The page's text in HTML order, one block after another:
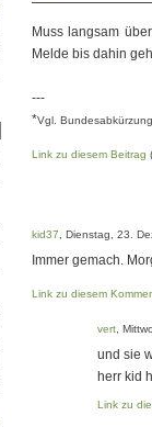
Muss langsam
Melde bis dahin
---
*Vgl.
Link zu diesem Beitrag (
kid37 , Dienstag, 23.
Immer gemach.
Link zu diesem
vert ,
und sie
herr kid
Link zu